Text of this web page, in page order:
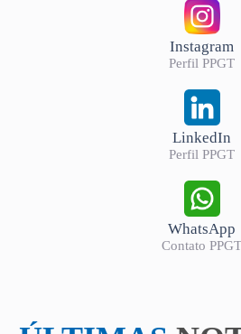
Instagram
Perfil PPGT
LinkedIn
Perfil PPGT
WhatsApp
Contato PPGT